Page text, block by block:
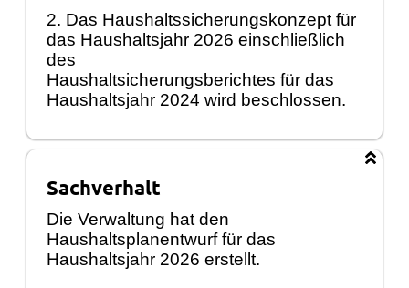
2. Das Haushaltssicherungskonzept für
das Haushaltsjahr 2026 einschließlich
des
Haushaltsicherungsberichtes für das
Haushaltsjahr 2024 wird beschlossen.
Sachverhalt
Die Verwaltung hat den
Haushaltsplanentwurf für das
Haushaltsjahr 2026 erstellt.